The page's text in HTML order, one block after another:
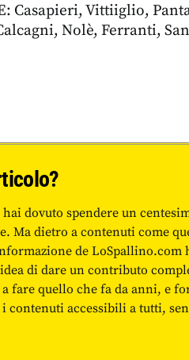
Casapieri, Vittiiglio,
Nolè, Ferranti,
dovuto spendere un
Ma dietro a contenuti come
de LoSpallino.com
di dare un contributo
fare quello che fa da anni, e
contenuti accessibili a tutti,